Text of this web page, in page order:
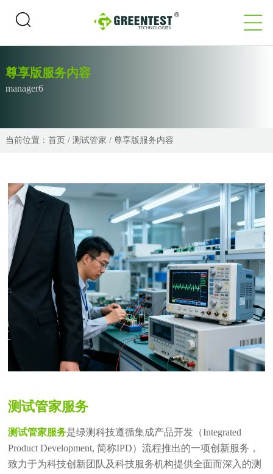
尊享版服务内容
manager6
当前位置： 首页 / 测试管家 / 尊享版服务内容
测试管家服务
测试管家服务是绿测科技遵循集成产品开发（Integrated
Product Development, 简称IPD）流程推出的一项创新服务，
致力于为科技创新团队及科技服务机构提供全面而深入的测